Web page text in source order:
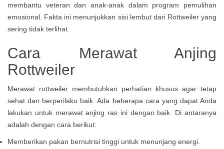
membantu veteran dan anak-anak dalam program pemulihan
emosional. Fakta ini menunjukkan sisi lembut dari Rottweiler yang
sering tidak terlihat.
Cara Merawat Anjing
Rottweiler
Merawat rottweiler membutuhkan perhatian khusus agar tetap
sehat dan berperilaku baik. Ada beberapa cara yang dapat Anda
lakukan untuk merawat anjing ras ini dengan baik. Di antaranya
adalah dengan cara berikut:
Memberikan pakan bernutrisi tinggi untuk menunjang energi.